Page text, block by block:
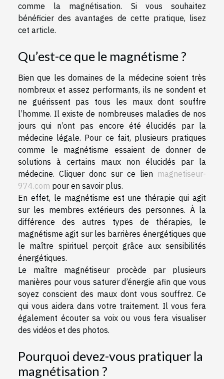
comme la magnétisation. Si vous souhaitez
bénéficier des avantages de cette pratique, lisez
cet article.
Qu’est-ce que le magnétisme ?
Bien que les domaines de la médecine soient très
nombreux et assez performants, ils ne sondent et
ne guérissent pas tous les maux dont souffre
l’homme. Il existe de nombreuses maladies de nos
jours qui n’ont pas encore été élucidés par la
médecine légale. Pour ce fait, plusieurs pratiques
comme le magnétisme essaient de donner de
solutions à certains maux non élucidés par la
médecine. Cliquer donc sur ce lien magnetiseur-
974.com pour en savoir plus.
En effet, le magnétisme est une thérapie qui agit
sur les membres extérieurs des personnes. À la
différence des autres types de thérapies, le
magnétisme agit sur les barrières énergétiques que
le maître spirituel perçoit grâce aux sensibilités
énergétiques.
Le maître magnétiseur procède par plusieurs
manières pour vous saturer d’énergie afin que vous
soyez conscient des maux dont vous souffrez. Ce
qui vous aidera dans votre traitement. Il vous fera
également écouter sa voix ou vous fera visualiser
des vidéos et des photos.
Pourquoi devez-vous pratiquer la
magnétisation ?